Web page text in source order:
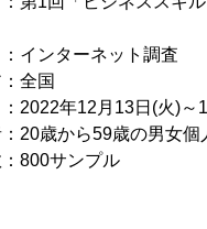
インターネット調査
全国
年12月13日(火)～
：20歳から59歳の男女個
：800サンプル